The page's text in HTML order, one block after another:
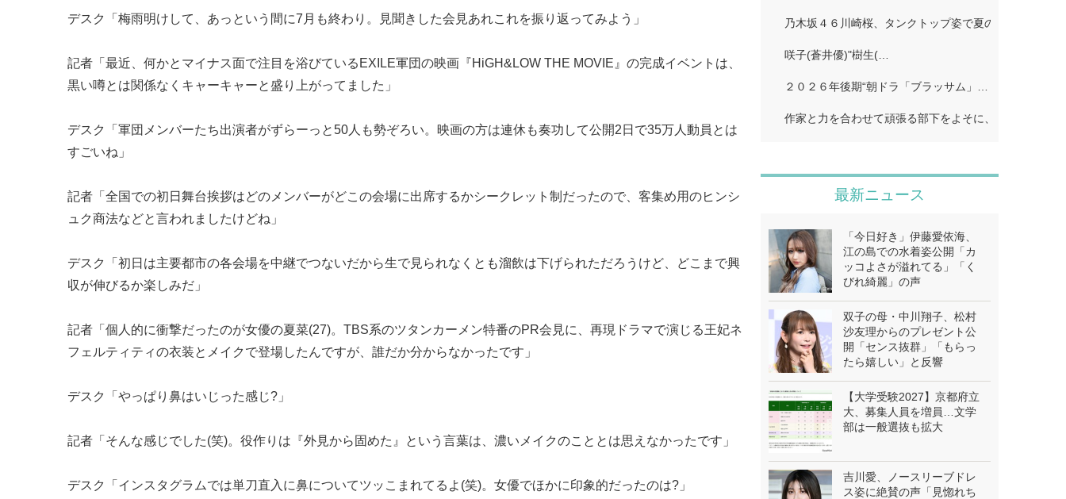
デスク「梅雨明けして、あっという間に7月も終わり。見聞きした会見あれこれを振り返ってみよう」
記者「最近、何かとマイナス面で注目を浴びているEXILE軍団の映画『HiGH&LOW THE MOVIE』の完成イベントは、
黒い噂とは関係なくキャーキャーと盛り上がってました」
デスク「軍団メンバーたち出演者がずらーっと50人も勢ぞろい。映画の方は連休も奏功して公開2日で35万人動員とは
すごいね」
記者「全国での初日舞台挨拶はどのメンバーがどこの会場に出席するかシークレット制だったので、客集め用のヒンシ
ュク商法などと言われましたけどね」
デスク「初日は主要都市の各会場を中継でつないだから生で見られなくとも溜飲は下げられただろうけど、どこまで興
収が伸びるか楽しみだ」
記者「個人的に衝撃だったのが女優の夏菜(27)。TBS系のツタンカーメン特番のPR会見に、再現ドラマで演じる王妃ネ
フェルティティの衣装とメイクで登場したんですが、誰だか分からなかったです」
デスク「やっぱり鼻はいじった感じ?」
記者「そんな感じでした(笑)。役作りは『外見から固めた』という言葉は、濃いメイクのこととは思えなかったです」
デスク「インスタグラムでは単刀直入に鼻についてツッこまれてるよ(笑)。女優でほかに印象的だったのは?」
乃木坂４６川崎桜、タンクトップ姿で夏のワンシーン
咲子(蒼井優)"樹生(…
２０２６年後期“朝ドラ「ブラッサム」…
作家と力を合わせて頑張る部下をよそに、上司は陰で
最新ニュース
「今日好き」伊藤愛依海、
江の島での水着姿公開「カ
ッコよさが溢れてる」「く
びれ綺麗」の声
双子の母・中川翔子、松村
沙友理からのプレゼント公
開「センス抜群」「もらっ
たら嬉しい」と反響
【大学受験2027】京都府立
大、募集人員を増員…文学
部は一般選抜も拡大
吉川愛、ノースリーブドレ
ス姿に絶賛の声「見惚れち